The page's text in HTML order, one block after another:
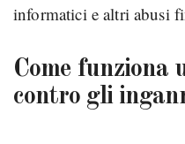
informatici e altri abusi
Come funziona
contro gli